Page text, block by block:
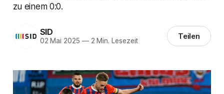
zu einem 0:0.
SID
02 Mai 2025 —2 Min. Lesezeit Teilen